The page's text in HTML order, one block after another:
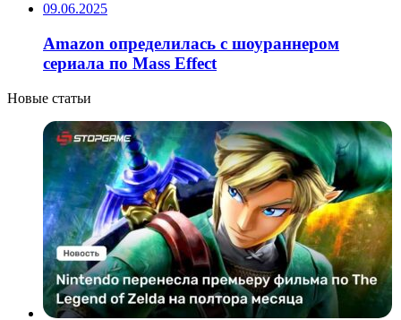
09.06.2025
Amazon определилась с шоураннером
сериала по Mass Effect
Новые статьи